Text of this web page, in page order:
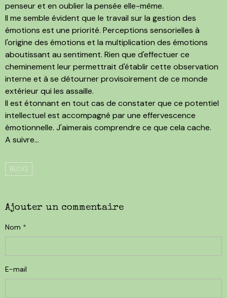
penseur et en oublier la pensée elle-même.
Il me semble évident que le travail sur la gestion des
émotions est une priorité. Perceptions sensorielles à
l'origine des émotions et la multiplication des émotions
aboutissant au sentiment. Rien que d'effectuer ce
cheminement leur permettrait d'établir cette observation
interne et à se détourner provisoirement de ce monde
extérieur qui les assaille.
Il est étonnant en tout cas de constater que ce potentiel
intellectuel est accompagné par une effervescence
émotionnelle. J'aimerais comprendre ce que cela cache.
A suivre...
BLOG
Ajouter un commentaire
Nom
E-mail